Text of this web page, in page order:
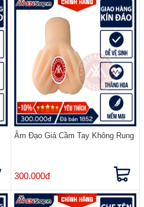
Âm Đạo Giả Cầm Tay Không Rung
300.000đ